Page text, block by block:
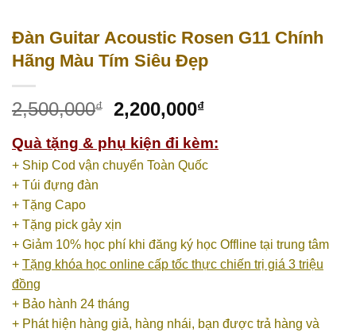
Đàn Guitar Acoustic Rosen G11 Chính
Hãng Màu Tím Siêu Đẹp
2,500,000₫ 2,200,000₫
Quà tặng & phụ kiện đi kèm:
+ Ship Cod vận chuyển Toàn Quốc
+ Túi đựng đàn
+ Tặng Capo
+ Tặng pick gảy xịn
+ Giảm 10% học phí khi đăng ký học Offline tại trung tâm
+ Tặng khóa học online cấp tốc thực chiến trị giá 3 triệu
đồng
+ Bảo hành 24 tháng
+ Phát hiện hàng giả, hàng nhái, bạn được trả hàng và